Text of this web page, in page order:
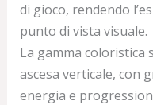
di gioco, rendendo
punto di vista visuale.
La gamma coloristica
ascesa verticale, con
energia e